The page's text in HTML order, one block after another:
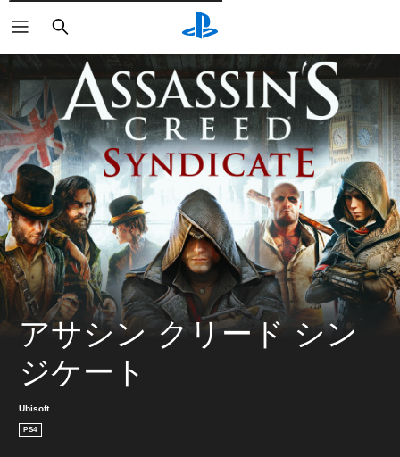
検
索
アサシン クリード シン
ジケート
Ubisoft
PS4